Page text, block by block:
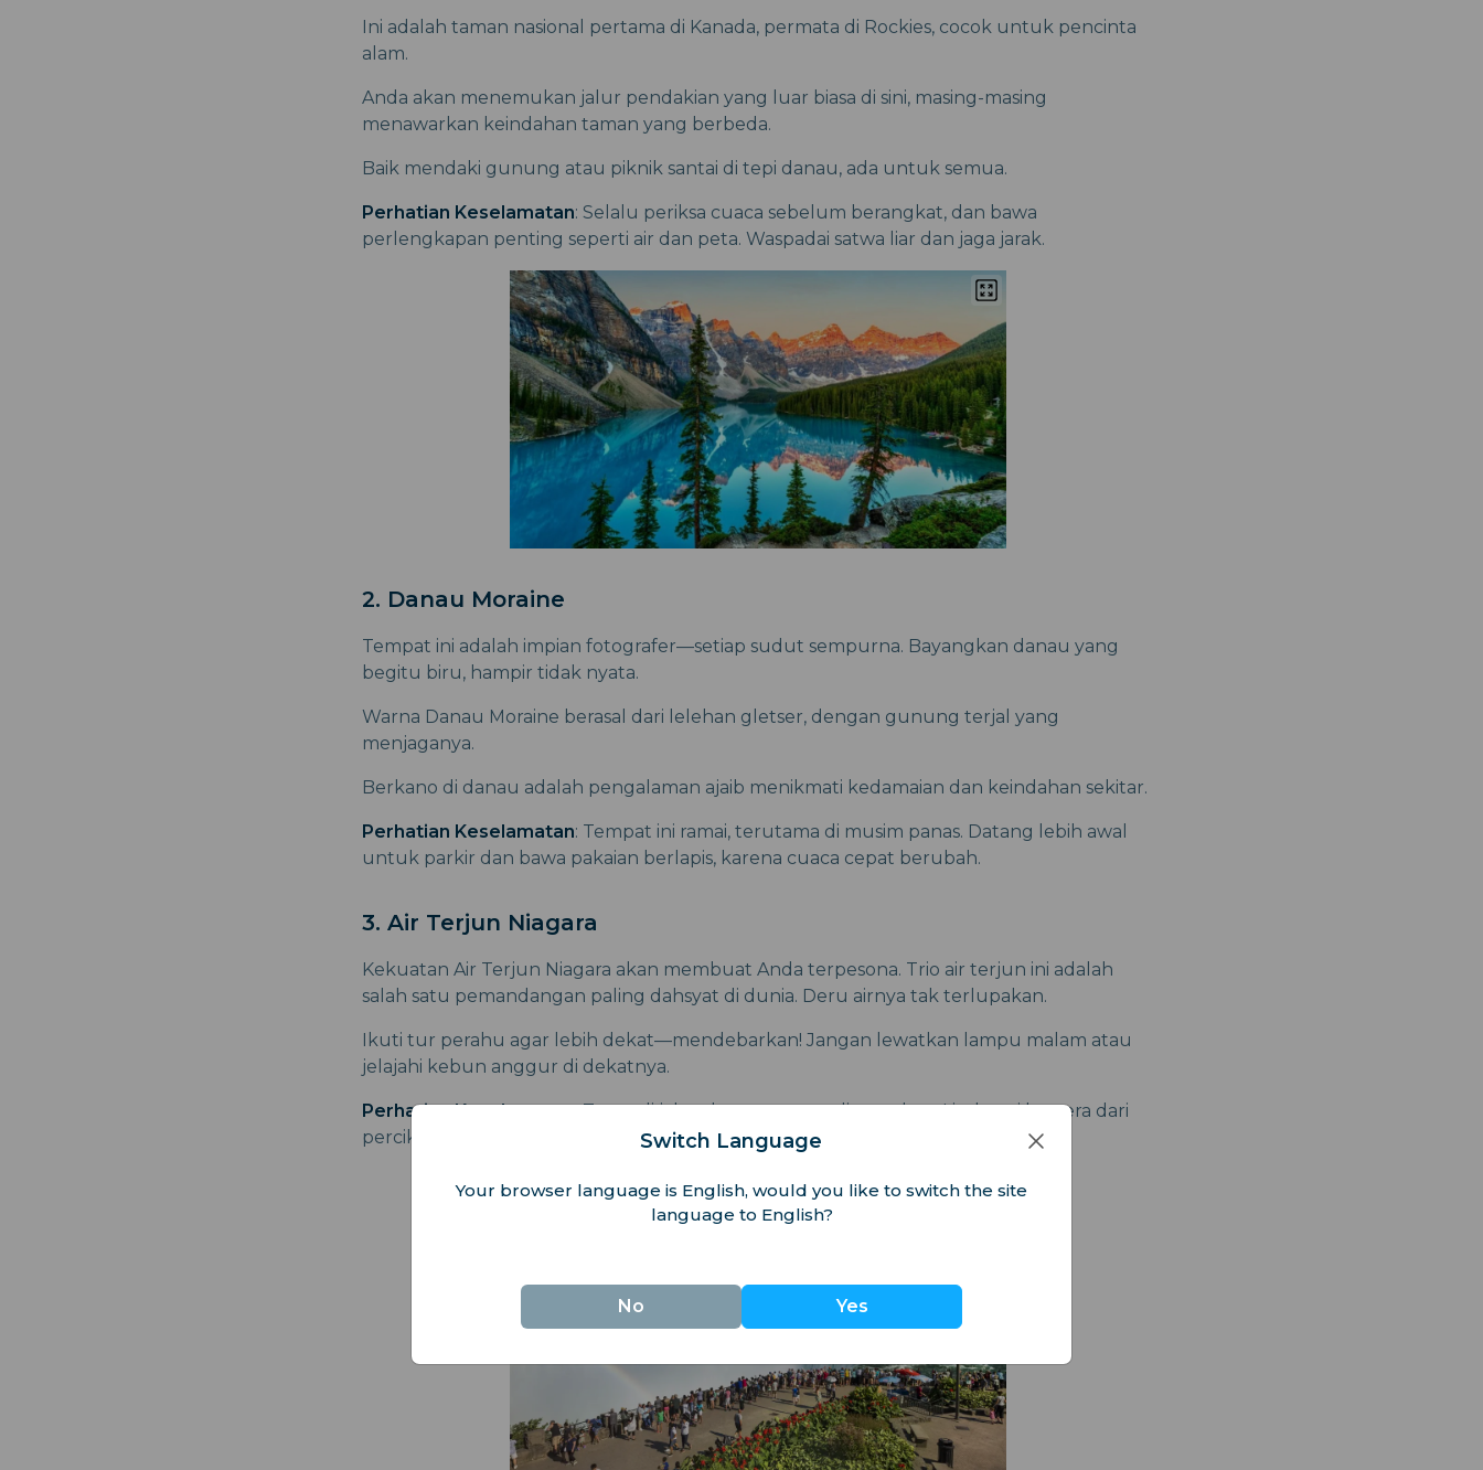
Ini adalah taman nasional pertama di Kanada, permata di Rockies, cocok untuk pencinta
alam.
Anda akan menemukan jalur pendakian yang luar biasa di sini, masing-masing
menawarkan keindahan taman yang berbeda.
Baik mendaki gunung atau piknik santai di tepi danau, ada untuk semua.
Perhatian Keselamatan: Selalu periksa cuaca sebelum berangkat, dan bawa
perlengkapan penting seperti air dan peta. Waspadai satwa liar dan jaga jarak.
2. Danau Moraine
Tempat ini adalah impian fotografer—setiap sudut sempurna. Bayangkan danau yang
begitu biru, hampir tidak nyata.
Warna Danau Moraine berasal dari lelehan gletser, dengan gunung terjal yang
menjaganya.
Berkano di danau adalah pengalaman ajaib menikmati kedamaian dan keindahan sekitar.
Perhatian Keselamatan: Tempat ini ramai, terutama di musim panas. Datang lebih awal
untuk parkir dan bawa pakaian berlapis, karena cuaca cepat berubah.
3. Air Terjun Niagara
Kekuatan Air Terjun Niagara akan membuat Anda terpesona. Trio air terjun ini adalah
salah satu pemandangan paling dahsyat di dunia. Deru airnya tak terlupakan.
Ikuti tur perahu agar lebih dekat—mendebarkan! Jangan lewatkan lampu malam atau
jelajahi kebun anggur di dekatnya.
Perhatian Keselamatan: Tetap di jalur dan area yang ditentukan. Lindungi kamera dari
percikan air, dan bersiaplah menghadapi keramaian saat puncak kunjungan.
Switch Language
Your browser language is English, would you like to switch the site
language to English?
No Yes